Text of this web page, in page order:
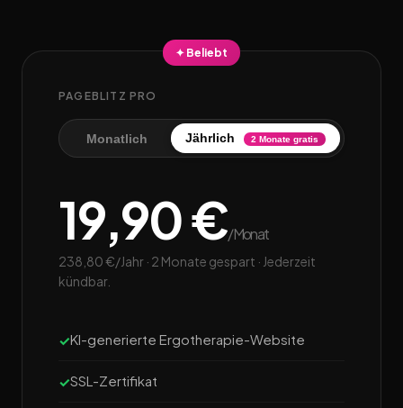
✦ Beliebt
PAGEBLITZ PRO
Monatlich Jährlich 2 Monate gratis
19,90 €/Monat
238,80 €/Jahr · 2 Monate gespart · Jederzeit
kündbar.
KI-generierte Ergotherapie-Website
SSL-Zertifikat